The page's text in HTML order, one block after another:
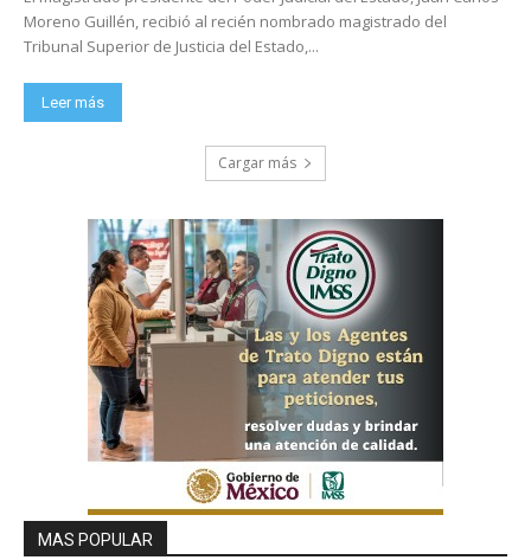
Moreno Guillén, recibió al recién nombrado magistrado del
Tribunal Superior de Justicia del Estado,...
Leer más
Cargar más
MAS POPULAR